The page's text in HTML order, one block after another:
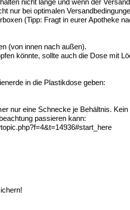
nicht lange und wenn der
nur bei optimalen
(Tipp: Fragt in eurer Apotheke
(von innen nach außen).
könnte, sollte auch die Dose mit
in die Plastikdose geben:
nur eine Schnecke je Behältnis. Kein
passieren kann: